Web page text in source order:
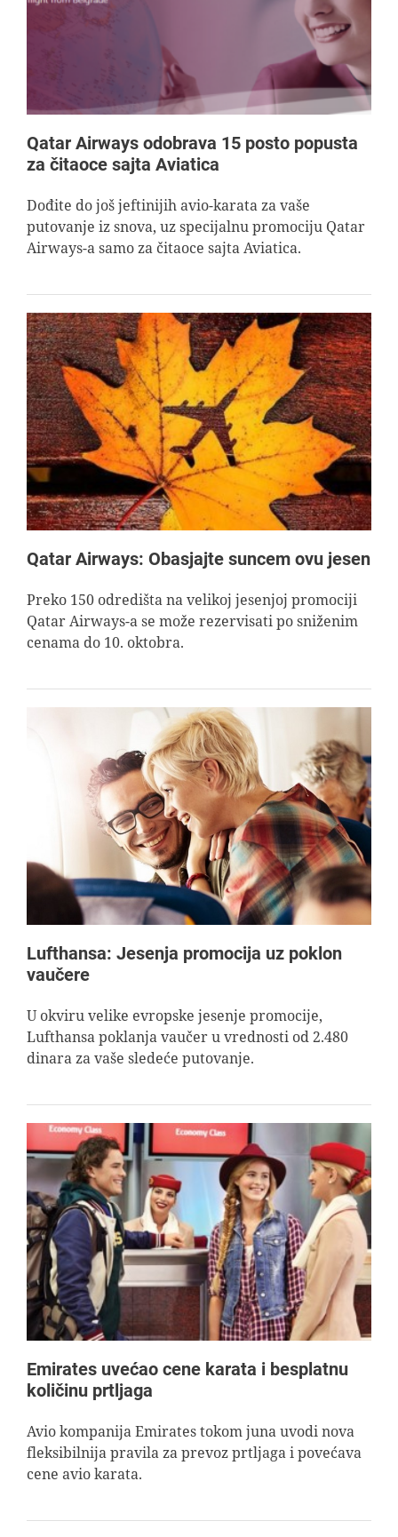
Qatar Airways odobrava 15 posto popusta
za čitaoce sajta Aviatica
Dođite do još jeftinijih avio-karata za vaše
putovanje iz snova, uz specijalnu promociju Qatar
Airways-a samo za čitaoce sajta Aviatica.
Qatar Airways: Obasjajte suncem ovu jesen
Preko 150 odredišta na velikoj jesenjoj promociji
Qatar Airways-a se može rezervisati po sniženim
cenama do 10. oktobra.
Lufthansa: Jesenja promocija uz poklon
vaučere
U okviru velike evropske jesenje promocije,
Lufthansa poklanja vaučer u vrednosti od 2.480
dinara za vaše sledeće putovanje.
Emirates uvećao cene karata i besplatnu
količinu prtljaga
Avio kompanija Emirates tokom juna uvodi nova
fleksibilnija pravila za prevoz prtljaga i povećava
cene avio karata.